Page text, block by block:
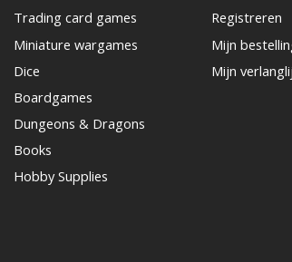
Trading card games
Miniature wargames
Dice
Boardgames
Dungeons & Dragons
Books
Hobby Supplies
Registreren
Mijn
Mijn